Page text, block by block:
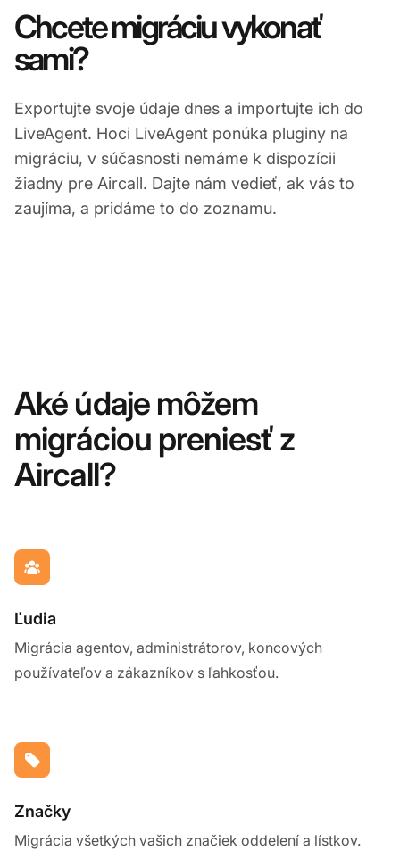
Chcete migráciu vykonať
sami?
Exportujte svoje údaje dnes a importujte ich do
LiveAgent. Hoci LiveAgent ponúka pluginy na
migráciu, v súčasnosti nemáme k dispozícii
žiadny pre Aircall. Dajte nám vedieť, ak vás to
zaujíma, a pridáme to do zoznamu.
Aké údaje môžem
migráciou preniesť z
Aircall?
Ľudia
Migrácia agentov, administrátorov, koncových
používateľov a zákazníkov s ľahkosťou.
Značky
Migrácia všetkých vašich značiek oddelení a lístkov.